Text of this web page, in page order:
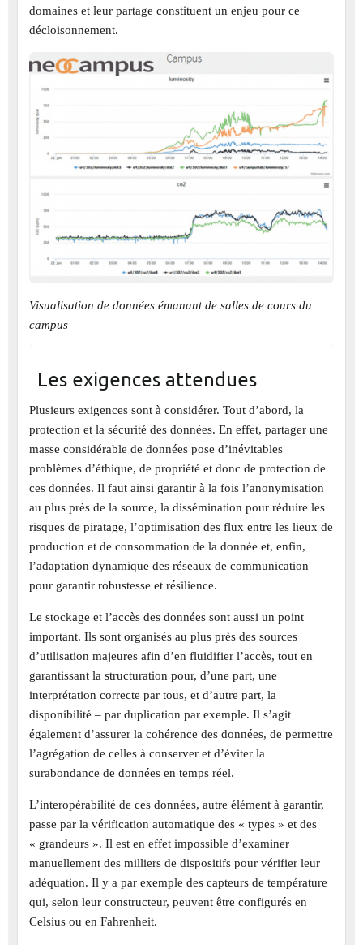
domaines et leur partage constituent un enjeu pour ce
décloisonnement.
Visualisation de données émanant de salles de cours du
campus
Les exigences attendues
Plusieurs exigences sont à considérer. Tout d’abord, la
protection et la sécurité des données. En effet, partager une
masse considérable de données pose d’inévitables
problèmes d’éthique, de propriété et donc de protection de
ces données. Il faut ainsi garantir à la fois l’anonymisation
au plus près de la source, la dissémination pour réduire les
risques de piratage, l’optimisation des flux entre les lieux de
production et de consommation de la donnée et, enfin,
l’adaptation dynamique des réseaux de communication
pour garantir robustesse et résilience.
Le stockage et l’accès des données sont aussi un point
important. Ils sont organisés au plus près des sources
d’utilisation majeures afin d’en fluidifier l’accès, tout en
garantissant la structuration pour, d’une part, une
interprétation correcte par tous, et d’autre part, la
disponibilité – par duplication par exemple. Il s’agit
également d’assurer la cohérence des données, de permettre
l’agrégation de celles à conserver et d’éviter la
surabondance de données en temps réel.
L’interopérabilité de ces données, autre élément à garantir,
passe par la vérification automatique des « types » et des
« grandeurs ». Il est en effet impossible d’examiner
manuellement des milliers de dispositifs pour vérifier leur
adéquation. Il y a par exemple des capteurs de température
qui, selon leur constructeur, peuvent être configurés en
Celsius ou en Fahrenheit.